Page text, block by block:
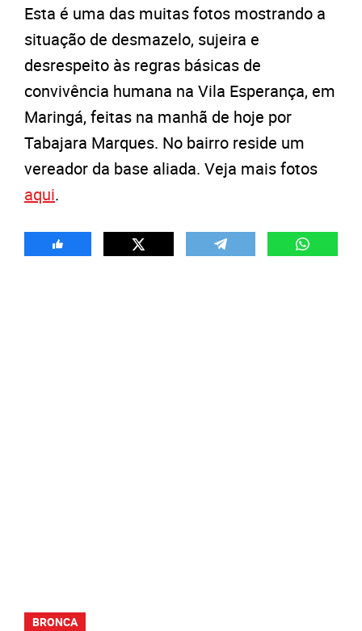
Esta é uma das muitas fotos mostrando a
situação de desmazelo, sujeira e
desrespeito às regras básicas de
convivência humana na Vila Esperança, em
Maringá, feitas na manhã de hoje por
Tabajara Marques. No bairro reside um
vereador da base aliada. Veja mais fotos
aqui.
BRONCA